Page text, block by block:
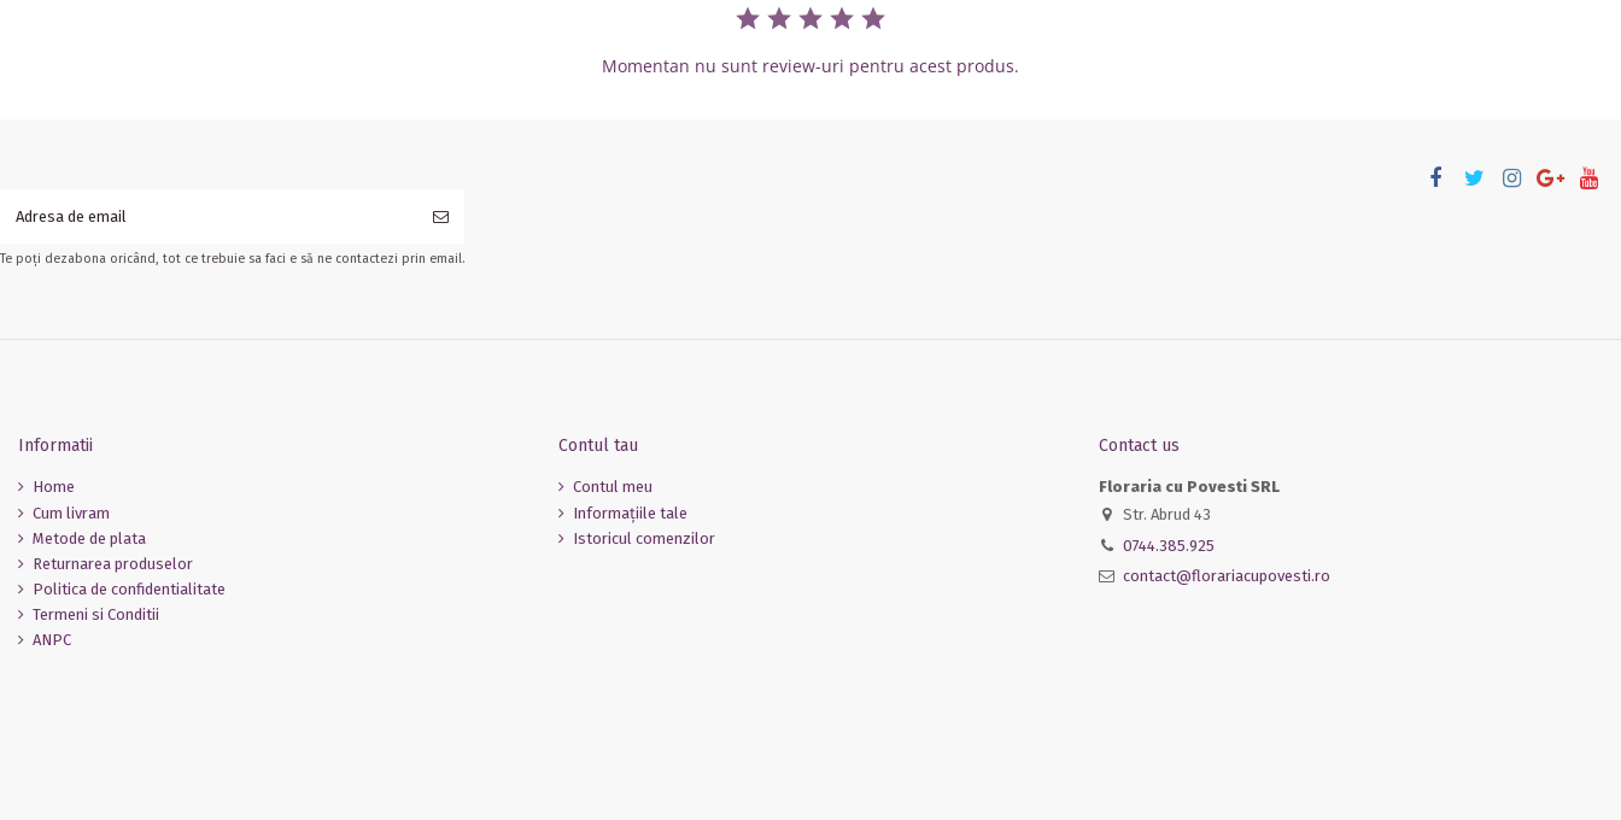
Momentan nu sunt review-uri pentru acest produs.
Te poți dezabona oricând, tot ce trebuie sa faci e să ne contactezi prin email.
Informatii
Home
Cum livram
Metode de plata
Returnarea produselor
Politica de confidentialitate
Termeni si Conditii
ANPC
Contul tau
Contul meu
Informaţiile tale
Istoricul comenzilor
Contact us
Floraria cu Povesti SRL
Str. Abrud 43
0744.385.925
contact@florariacupovesti.ro